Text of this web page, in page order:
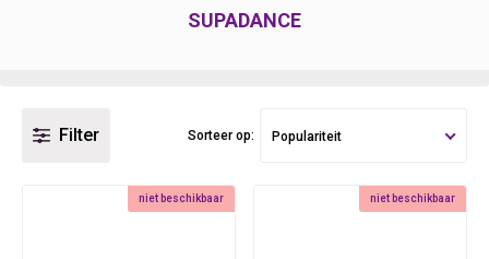
SUPADANCE
Filter Sorteer op: Populariteit
niet beschikbaar niet beschikbaar